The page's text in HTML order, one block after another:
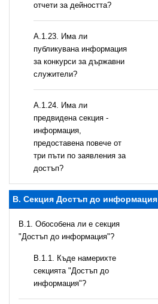
отчети за дейността?
А.1.23. Има ли
публикувана информация
за конкурси за държавни
служители?
А.1.24. Има ли
предвидена секция -
информация,
предоставена повече от
три пъти по заявления за
достъп?
B. Секция Достъп до информация
В.1. Обособена ли е секция
"Достъп до информация"?
В.1.1. Къде намерихте
секцията "Достъп до
информация"?